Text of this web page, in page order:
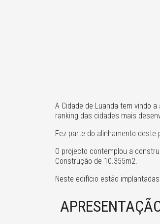
A Cidade de Luanda tem vindo
ranking das cidades mais
Fez parte do alinhamento deste
O projecto contemplou a
Construção de 10.355m2.
Neste edifício estão